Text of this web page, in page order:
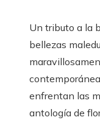
Un tributo a la
bellezas
enfrentan las
antología de